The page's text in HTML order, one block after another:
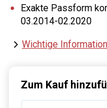
Exakte Passform
03.2014-02.2020
Wichtige
Zum Kauf